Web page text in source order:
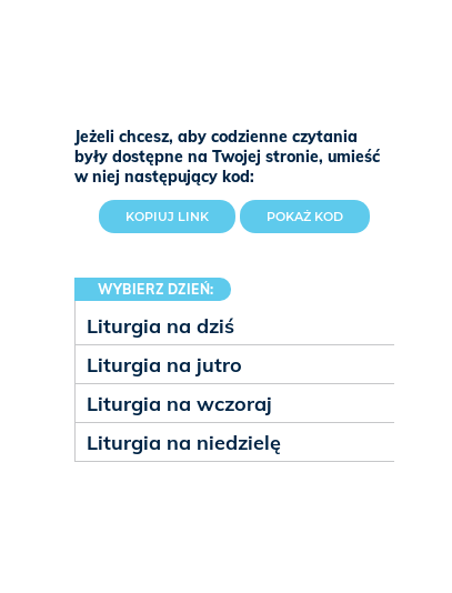
Jeżeli chcesz, aby codzienne czytania
były dostępne na Twojej stronie, umieść
w niej następujący kod:
KOPIUJ LINK POKAŻ KOD
WYBIERZ DZIEŃ:
Liturgia na dziś
Liturgia na jutro
Liturgia na wczoraj
Liturgia na niedzielę